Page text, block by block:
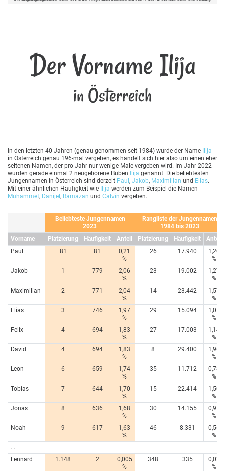
Der Vorname Ilija
in Österreich
In den letzten 40 Jahren (genau genommen seit 1984) wurde der Name Ilija
in Österreich genau 196-mal vergeben, es handelt sich hier also um einen eher
seltenen Namen, der pro Jahr nur wenige Male vergeben wird. Im Jahr 2022
wurden gerade einmal 2 neugeborene Buben Ilija genannt. Die beliebtesten
Jungennamen in Österreich sind derzeit Paul, Jakob, Maximilian und Elias.
Mit einer ähnlichen Häufigkeit wie Ilija werden zum Beispiel die Namen
Muhammet, Danijel, Ramazan und Calvin vergeben.
Beliebteste Jungennamen
2023
Rangliste der Jungennamen
1984 bis 2023
Vorname
Platzierung Häufigkeit Anteil Platzierung Häufigkeit
Anteil
Paul
81 81
0,21
%
26 17.940
1,20
%
Jakob
1 779
2,06
%
23 19.002
1,27
%
Maximilian
2 771
2,04
%
14 23.442
1,57
%
Elias
3 746
1,97
%
29 15.094
1,01
%
Felix
4 694
1,83
%
27 17.003
1,14
%
David
4 694
1,83
%
8 29.400
1,96
%
Leon
6 659
1,74
%
35 11.712
0,78
%
Tobias
7 644
1,70
%
15 22.414
1,50
%
Jonas
8 636
1,68
%
30 14.155
0,95
%
Noah
9 617
1,63
%
46 8.331
0,56
%
...
Lennard
1.148 2
0,005
%
348 335
0,02
%